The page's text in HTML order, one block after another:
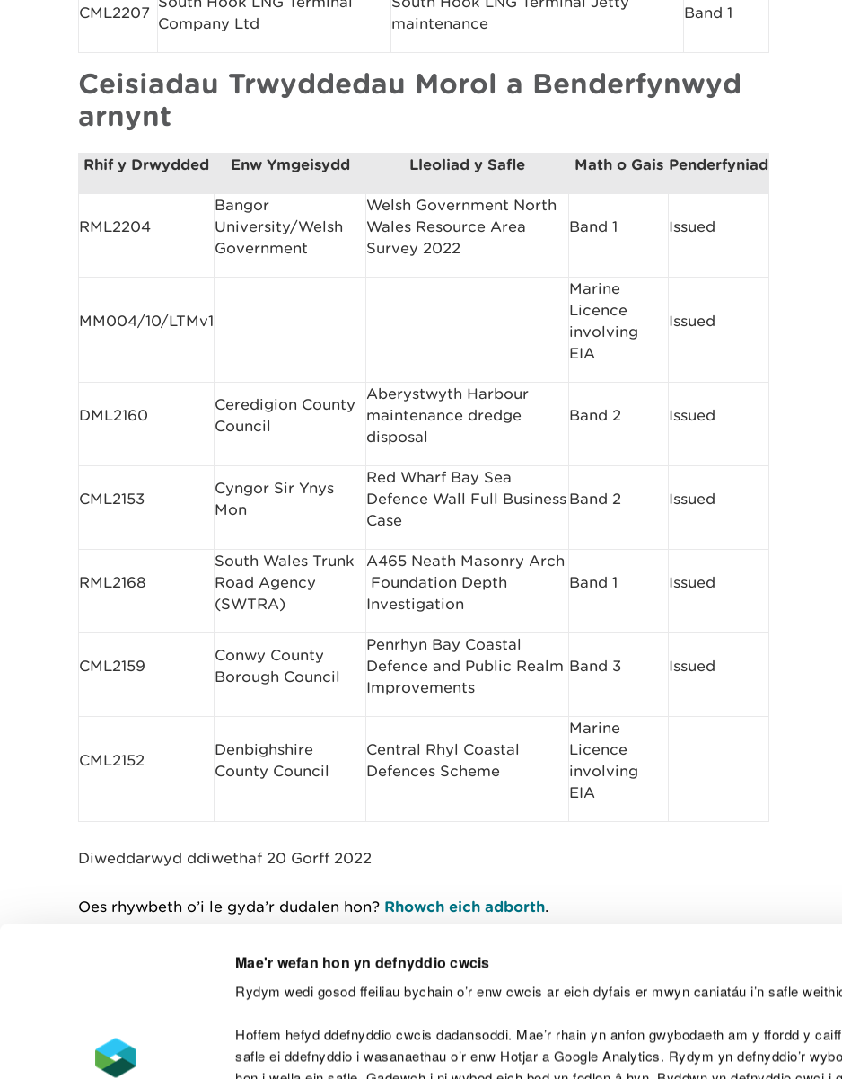
Mae'r wefan hon yn defnyddio cwcis
Rydym wedi gosod ffeiliau bychain o’r enw cwcis ar eich dyfais er mwyn caniatáu i’n safle
Hoffem hefyd ddefnyddio cwcis dadansoddi. Mae’r rhain yn anfon gwybodaeth am y ffordd y
safle ei ddefnyddio i wasanaethau o’r enw Hotjar a Google Analytics. Rydym yn defnyddio’r
CML2207
Company Ltd
maintenance
Band 1
Ceisiadau Trwyddedau Morol a Benderfynwyd
arnynt
Rhif y Drwydded Enw Ymgeisydd Lleoliad y Safle Math o Gais Penderfyniad
RML2204
Bangor
University/Welsh
Government
Welsh Government North
Wales Resource Area
Survey 2022
Band 1 Issued
MM004/10/LTMv1
Marine
Licence
involving
EIA
Issued
DML2160
Ceredigion County
Council
Aberystwyth Harbour
maintenance dredge
disposal
Band 2 Issued
CML2153
Cyngor Sir Ynys
Mon
Red Wharf Bay Sea
Defence Wall Full Business
Case
Band 2 Issued
RML2168
South Wales Trunk
Road Agency
(SWTRA)
A465 Neath Masonry Arch
­ Foundation Depth
Investigation
Band 1 Issued
CML2159
Conwy County
Borough Council
Penrhyn Bay Coastal
Defence and Public Realm
Improvements
Band 3 Issued
CML2152
Denbighshire
County Council
Central Rhyl Coastal
Defences Scheme
Marine
Licence
involving
EIA
Diweddarwyd ddiwethaf 20 Gorff 2022
Oes rhywbeth o’i le gyda’r dudalen hon? Rhowch eich adborth.